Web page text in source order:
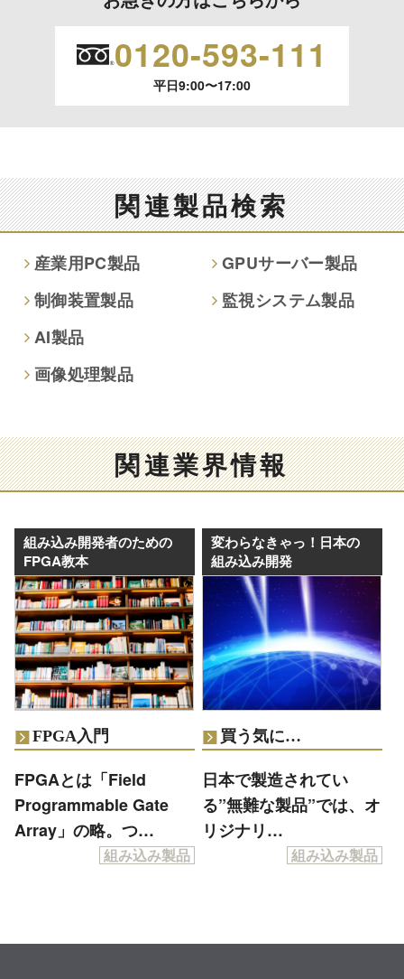
利用目的の通知、開示、内容の訂正、追加または削除、利用
います。）に応じます。
開示等のご請求は、下記お問い合わせ先窓口へご連絡願いま
す。
る結果
情報提供は任意ですが、情報を提供しなかった場合、情報の
項目によってはお問い合わせ等に
ご回答できない場合がございます。
本人が容易に認識できない方法による取得
なし
0120-593-111
平日9:00〜17:00
関連製品検索
産業用PC製品
GPUサーバー製品
制御装置製品
監視システム製品
AI製品
画像処理製品
関連業界情報
組み込み開発者のための
FPGA教本
FPGA入門
FPGAとは「Field
Programmable Gate
Array」の略。つ…
組み込み製品
変わらなきゃっ！日本の
組み込み開発
買う気に…
日本で製造されてい
る”無難な製品”では、オ
リジナリ…
組み込み製品